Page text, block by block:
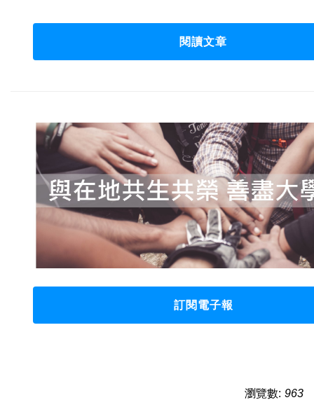
閱讀文章
訂閱電子報
瀏覽數: 963